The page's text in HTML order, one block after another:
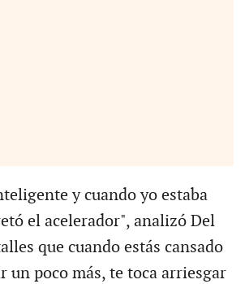
y cuando yo estaba
el acelerador", analizó Del
que cuando estás cansado
un poco más, te toca arriesgar